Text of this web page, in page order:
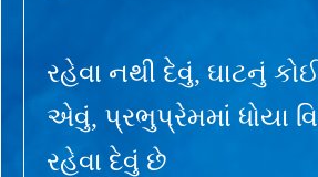
રહેવા નથી દેવું, ઘાટનું
એવું, પ્રભુપ્રેમમાં ધોયા
રહેવા દેવું છે